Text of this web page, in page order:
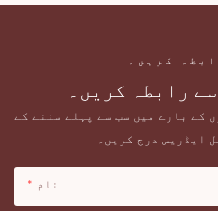
کریں۔
سے رابطہ کریں۔
کے بارے میں سب سے پہلے سننے کے
ایڈریس درج کریں۔
نام